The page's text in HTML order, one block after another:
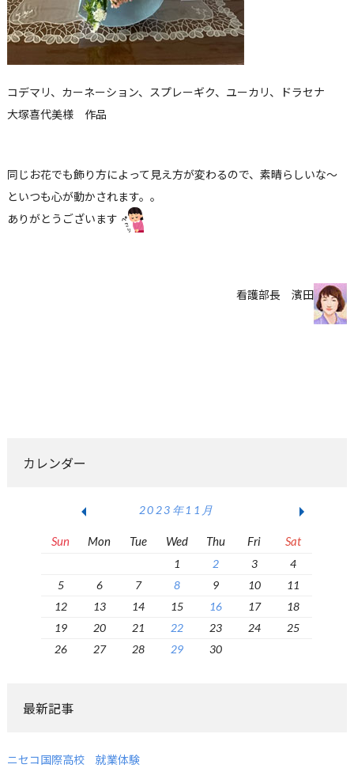
コデマリ、カーネーション、スプレーギク、ユーカリ、ドラセナ
大塚喜代美様 作品
同じお花でも飾り方によって見え方が変わるので、素晴らしいな～
といつも心が動かされます。。
ありがとうございます
看護部長 濱田
カレンダー
2023年11月
Sun Mon Tue Wed Thu Fri Sat
1 2 3
4
5
6 7 8 9 10
11
12
13 14 15 16 17
18
19
20 21 22 23 24
25
26
27 28 29 30
最新記事
ニセコ国際高校 就業体験